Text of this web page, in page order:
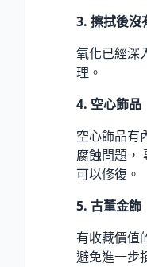
3. 擦拭後沒
氧化已經深
理。
4. 空心飾品
空心飾品有
腐蝕問題，
可以修復。
5. 古董金飾
有收藏價值
避免進一步